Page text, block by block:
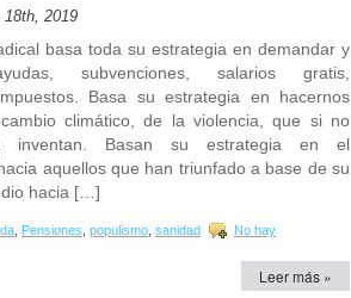
18th, 2019
basa toda su estrategia en demandar y
subvenciones, salarios gratis,
Basa su estrategia en hacernos
climático, de la violencia, que si no
Basan su estrategia en el
aquellos que han triunfado a base de su
hacia […]
Pensiones populismo sanidad
No hay
Leer más »